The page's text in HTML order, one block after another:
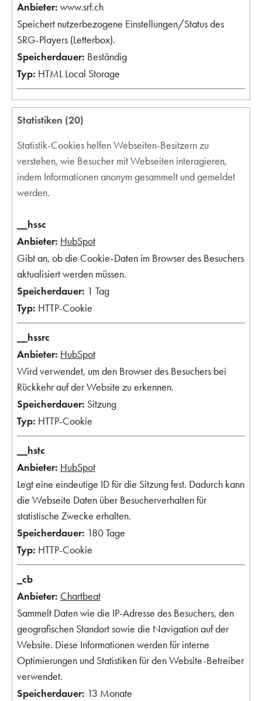
www.srf.ch
Speichert nutzerbezogene Einstellungen/Status des
SRG-Players (Letterbox).
Beständig
HTML Local Storage
Statistiken (20)
Statistik-Cookies helfen Webseiten-Besitzern zu
verstehen, wie Besucher mit Webseiten interagieren,
indem Informationen anonym gesammelt und gemeldet
werden.
__hssc
HubSpot
Gibt an, ob die Cookie-Daten im Browser des Besuchers
aktualisiert werden müssen.
1 Tag
HTTP-Cookie
__hssrc
HubSpot
Wird verwendet, um den Browser des Besuchers bei
Rückkehr auf der Website zu erkennen.
Sitzung
HTTP-Cookie
__hstc
HubSpot
Legt eine eindeutige ID für die Sitzung fest. Dadurch kann
die Webseite Daten über Besucherverhalten für
statistische Zwecke erhalten.
180 Tage
HTTP-Cookie
_cb
Chartbeat
Sammelt Daten wie die IP-Adresse des Besuchers, den
geografischen Standort sowie die Navigation auf der
Website. Diese Informationen werden für interne
Optimierungen und Statistiken für den Website-Betreiber
verwendet.
13 Monate